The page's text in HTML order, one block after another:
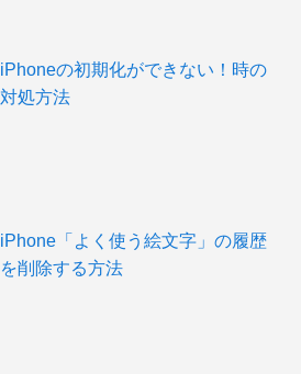
iPhoneの初期化ができない！時の
対処方法
iPhone「よく使う絵文字」の履歴
を削除する方法